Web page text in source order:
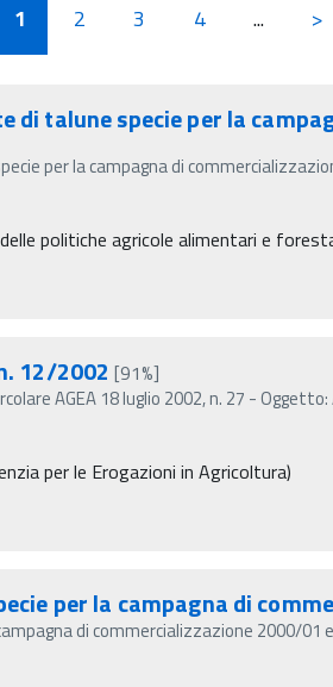
1 2 3 4 ... >
talune specie per la
per la campagna di
politiche agricole alimentari e
12/2002 [91%]
AGEA 18 luglio 2002, n. 27 -
per le Erogazioni in Agricoltura)
per la campagna di
di commercializzazione 2000/01